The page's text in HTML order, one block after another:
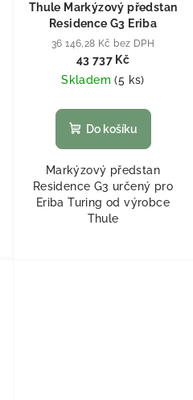
Thule Markýzový předstan
Residence G3 Eriba
36 146,28 Kč bez DPH
43 737 Kč
Skladem(5 ks)
Do košíku
Markýzový předstan
Residence G3 určený pro
Eriba Turing od výrobce
Thule